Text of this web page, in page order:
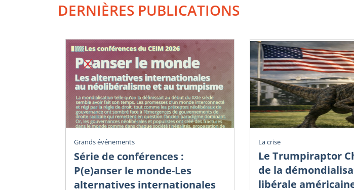
DERNIÈRES PUBLICATIONS
Grands événements
Série de conférences :
P(e)anser le monde-Les
alternatives internationales
La crise
Le Trumpiraptor
de la
libérale